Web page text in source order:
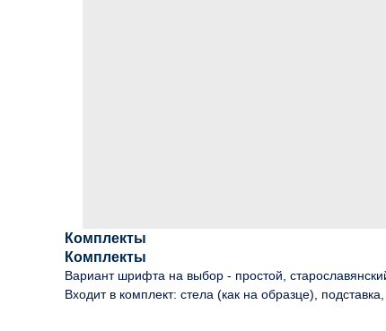
Комплекты
Комплекты
Вариант шрифта на выбор - простой,
Входит в комплект: стела (как на образце),